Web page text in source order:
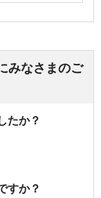
みなさまのご
たか？
すか？